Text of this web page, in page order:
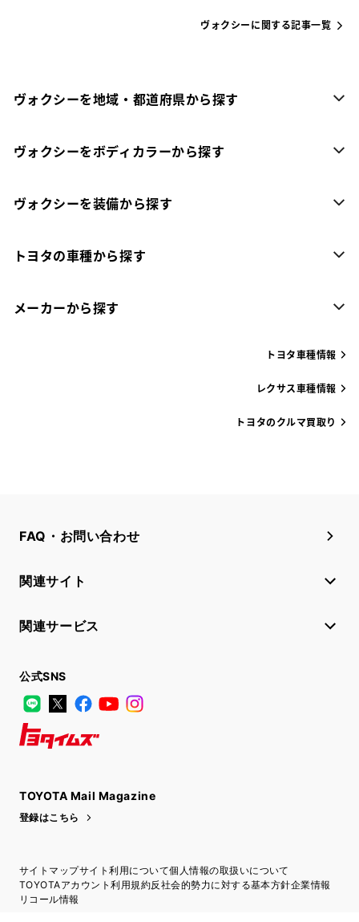
ヴォクシーに関する記事一覧
ヴォクシーを地域・都道府県から探す
ヴォクシーをボディカラーから探す
ヴォクシーを装備から探す
トヨタの車種から探す
メーカーから探す
トヨタ車種情報
レクサス車種情報
トヨタのクルマ買取り
FAQ・お問い合わせ
関連サイト
関連サービス
公式SNS
LINE
X FacebookYouTube
TOYOTA Mail Magazine
登録はこちら
サイトマップサイト利用について個人情報の取扱いについて
TOYOTAアカウント利用規約反社会的勢力に対する基本方針企業情報
リコール情報